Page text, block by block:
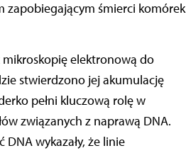
zapobiegającym śmierci komórek
elektronową do
stwierdzono jej akumulację
pełni kluczową rolę w
związanych z naprawą DNA.
wykazały, że linie